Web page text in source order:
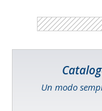
Un modo